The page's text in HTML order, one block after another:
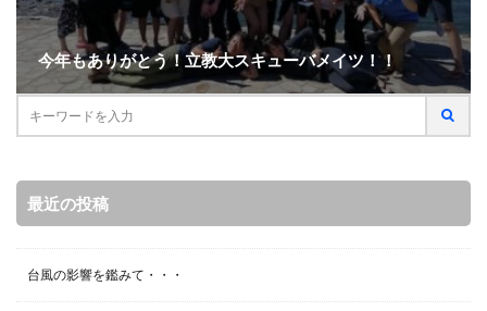
今年もありがとう！立教大スキューバメイツ！！
最近の投稿
台風の影響を鑑みて・・・